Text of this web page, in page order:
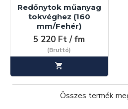
Redőnytok műanyag
tokvéghez (160
mm/Fehér)
5 220 Ft / fm
(Bruttó)
Összes termék